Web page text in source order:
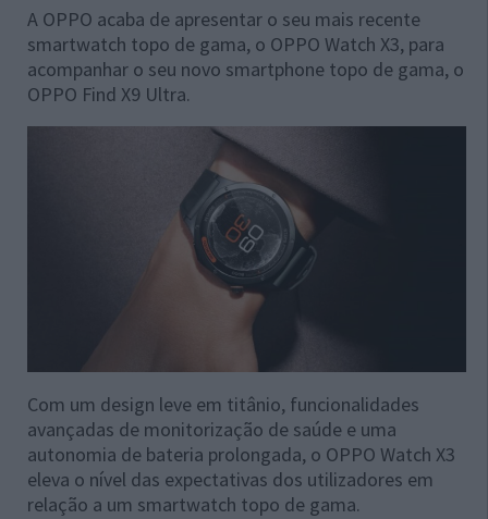
A OPPO acaba de apresentar o seu mais recente
smartwatch topo de gama, o OPPO Watch X3, para
acompanhar o seu novo smartphone topo de gama, o
OPPO Find X9 Ultra.
Com um design leve em titânio, funcionalidades
avançadas de monitorização de saúde e uma
autonomia de bateria prolongada, o OPPO Watch X3
eleva o nível das expectativas dos utilizadores em
relação a um smartwatch topo de gama.